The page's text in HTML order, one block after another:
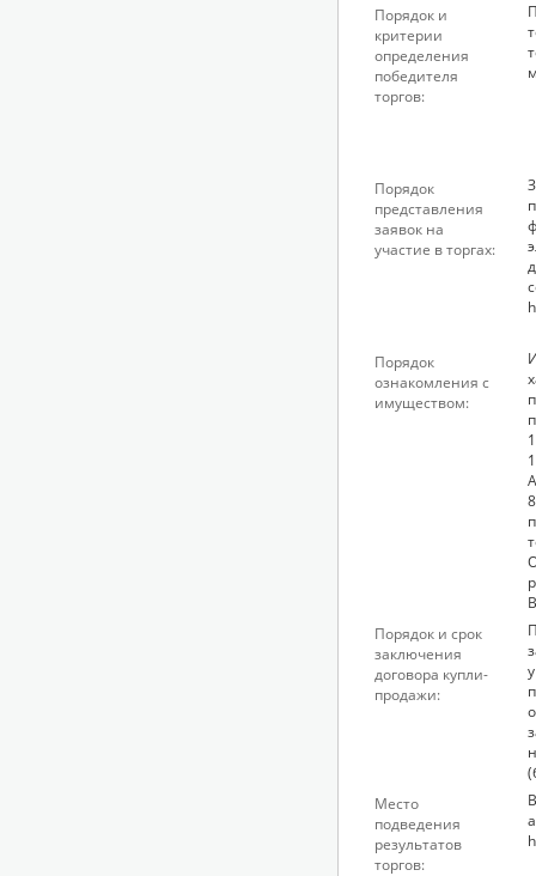
Порядок и
критерии
определения
победителя
торгов:
Порядок
представления
заявок на
участие в торгах:
Порядок
ознакомления с
имуществом:
Порядок и срок
заключения
договора купли-
продажи:
Место
подведения
результатов
торгов: